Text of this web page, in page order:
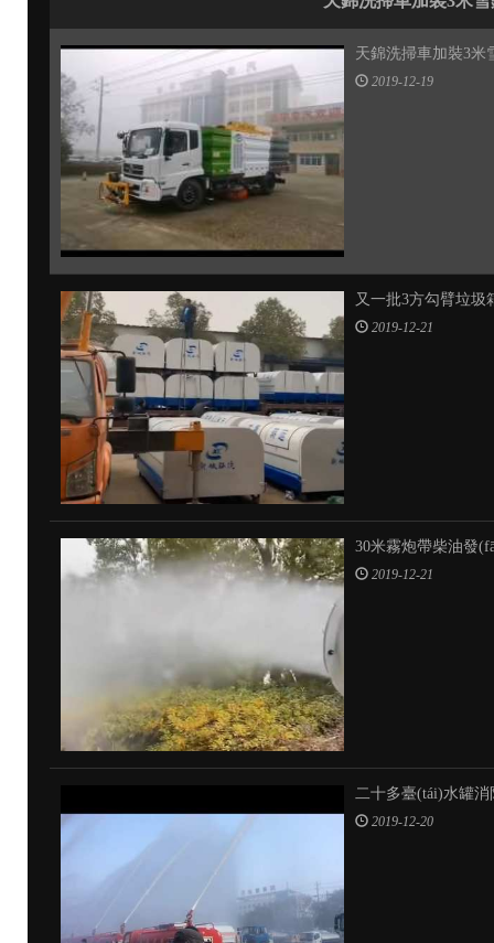
天錦洗掃車加裝3米
2019-12-19
又一批3方勾臂垃圾
2019-12-21
30米霧炮帶柴油發
2019-12-21
二十多臺(tái)水罐
2019-12-20